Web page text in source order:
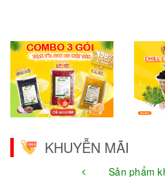
KHUYỄN MÃI
Sản phẩm